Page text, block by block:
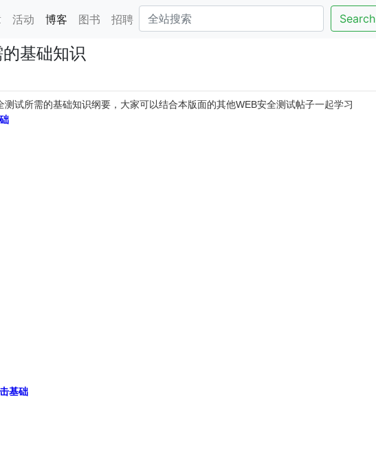
活动 博客 图书 招聘 Search
基础知识
试所需的基础知识纲要，大家可以结合本版面的其他WEB安全测试帖子一起学习
基础